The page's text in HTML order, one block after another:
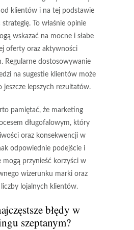
klientówi na tej podstawie
To właśnie opinie
wskazać na mocne i słabe
oferty oraz aktywności
Regularne dostosowywanie
na sugestie klientów może
jeszcze lepszych rezultatów.
pamiętać, że marketing
długofalowym, który
oraz konsekwencji w
odpowiednie podejście i
mogą przynieść korzyści w
wizerunku marki oraz
liczby lojalnych klientów.
błędy w
szeptanym?